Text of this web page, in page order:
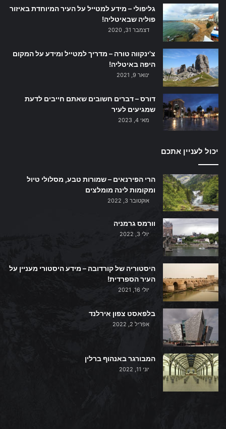
גליפולי – מידע למטייל על העיר המיוחדת באיזור
פוליה שבאיטליה!
דצמבר 31, 2020
צ'ינקווה טורה – מדריך למטייל ומידע על המקום
היפה באיטליה!
ינואר 9, 2021
דורס – דברים חשובים שאתם חייבים לדעת
שמגיעים לעיר
מאי 4, 2023
יכול לעניין אתכם
הרי הפירנאים – שמורות טבע, מסלולי טיול
ומקומות לינה מומלצים
אוקטובר 3, 2022
וורמס גרמניה
יולי 3, 2022
היסטוריה של קורדובה – מידע היסטורי מעניין על
העיר הספרדית!
יולי 16, 2021
בלפאסט צפון אירלנד
אפריל 2, 2022
המבורגר באנהוף ברלין
יוני 11, 2022